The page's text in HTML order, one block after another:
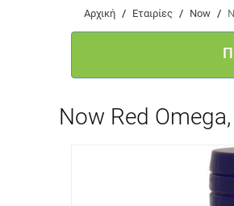
Αρχική / Εταιρίες / Now /
Now Red